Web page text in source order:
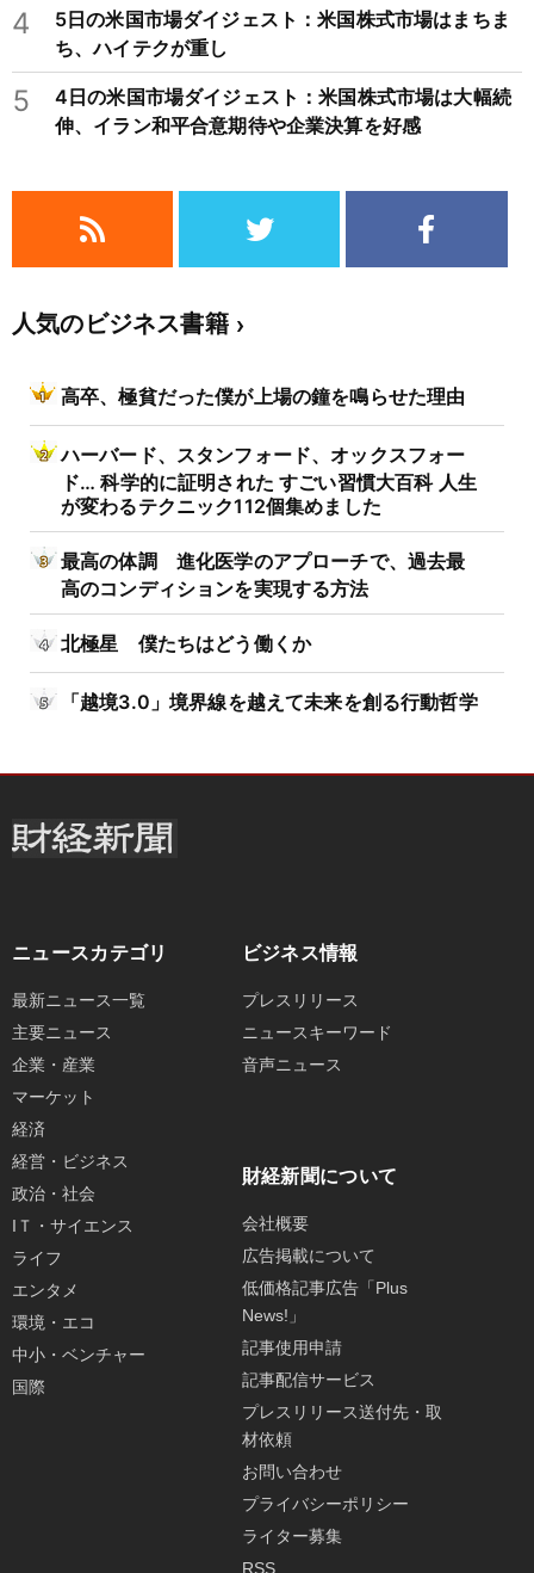
4
5日の米国市場ダイジェスト：米国株式市場はまちま
ち、ハイテクが重し
5
4日の米国市場ダイジェスト：米国株式市場は大幅続
伸、イラン和平合意期待や企業決算を好感
人気のビジネス書籍
高卒、極貧だった僕が上場の鐘を鳴らせた理由
ハーバード、スタンフォード、オックスフォー
ド… 科学的に証明された すごい習慣大百科 人生
が変わるテクニック112個集めました
最高の体調 進化医学のアプローチで、過去最
高のコンディションを実現する方法
北極星 僕たちはどう働くか
「越境3.0」境界線を越えて未来を創る行動哲学
ニュースカテゴリ
最新ニュース一覧
主要ニュース
企業・産業
マーケット
経済
経営・ビジネス
政治・社会
IＴ・サイエンス
ライフ
エンタメ
環境・エコ
中小・ベンチャー
国際
ビジネス情報
プレスリリース
ニュースキーワード
音声ニュース
財経新聞について
会社概要
広告掲載について
低価格記事広告「Plus
News!」
記事使用申請
記事配信サービス
プレスリリース送付先・取
材依頼
お問い合わせ
プライバシーポリシー
ライター募集
RSS